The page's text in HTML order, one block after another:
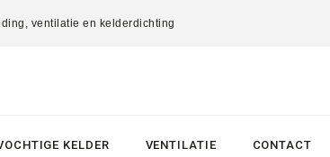
ventilatie en kelderdichting
KELDER VENTILATIE CONTACT